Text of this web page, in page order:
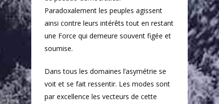
Paradoxalement les peuples agissent
ainsi contre leurs intérêts tout en restant
une Force qui demeure souvent figée et
soumise.
Dans tous les domaines l’asymétrie se
voit et se fait ressentir. Les modes sont
par excellence les vecteurs de cette